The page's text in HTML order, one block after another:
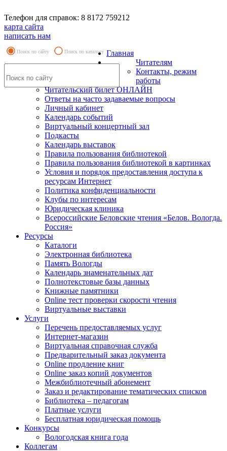
Телефон для справок: 8 8172 759212
карта сайта
написать нам
Поиск по сайту Поиск по каталогу Главная
Читателям
Контакты, режим
работы
Читательский билет ОНЛАЙН
Ответы на часто задаваемые вопросы
Личный кабинет
Календарь событий
Виртуальный концертный зал
Подкасты
Календарь выставок
Правила пользования библиотекой
Правила пользования библиотекой в картинках
Условия и порядок предоставления доступа к
ресурсам Интернет
Политика конфиденциальности
Клубы по интересам
Юридическая клиника
Всероссийские Беловские чтения «Белов. Вологда.
Россия»
Ресурсы
Каталоги
Электронная библиотека
Память Вологды
Календарь знаменательных дат
Полнотекстовые базы данных
Книжные памятники
Online тест проверки скорости чтения
Виртуальные выставки
Услуги
Перечень предоставляемых услуг
Интернет-магазин
Виртуальная справочная служба
Предварительный заказ документа
Online продление книг
Online заказ копий документов
Межбиблиотечный абонемент
Заказ и редактирование тематических списков
Библиотека – педагогам
Платные услуги
Бесплатная юридическая помощь
Конкурсы
Вологодская книга года
Коллегам